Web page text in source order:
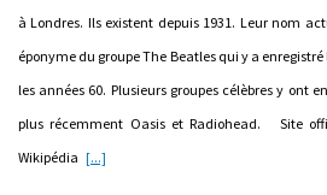
à Londres. Ils existent depuis 1931. Leur nom
éponyme du groupe The Beatles qui y a
les années 60. Plusieurs groupes célèbres y ont
plus récemment Oasis et Radiohead. Site
Wikipédia [...]